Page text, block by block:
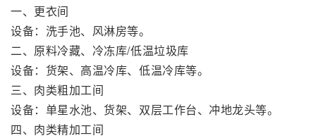
一、更衣间
设备：洗手池、风淋房等。
二、原料冷藏、冷冻库/低温垃圾库
设备：货架、高温冷库、低温冷库等。
三、肉类粗加工间
设备：单星水池、货架、双层工作台、冲地龙头等。
四、肉类精加工间